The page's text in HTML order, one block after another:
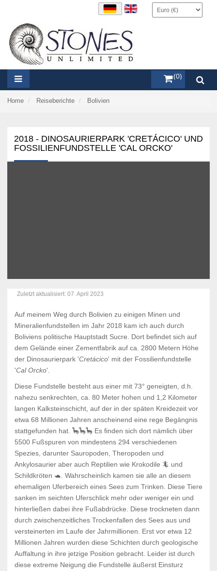
items (0)
Home Reiseberichte Bolivien
2018 - DINOSAURIERPARK 'CRETÁCICO' UND
FOSSILIENFUNDSTELLE 'CAL ORCKO'
Zuletzt aktualisiert: 07. April 2023
Auf meinem Weg durch Bolivien zu einigen Minen und
Mineralienfundstellen im Jahr 2018 kam ich auch durch
Boliviens politische Hauptstadt Sucre. Dort befindet sich auf
dem Gelände einer Zementfabrik auf ca. 2800 Metern Höhe
der Dinosaurierpark 'Cretácico' mit der Fossilienfundstelle
'Cal Orcko'.
Diese Fundstelle besteht aus einer mit 73° geneigten, d.h.
nahezu senkrechten, ca. 80 Meter hohen und 1,2 Kilometer
langen Kalksteinschicht, auf der in der späten Kreidezeit vor
etwa 68 Millionen Jahren anscheinend eine rege Begängnis
stattgefunden hat. 🦕🦕🦕 Es finden sich dort nämlich über
5500 Fußspuren von mindestens 294 verschiedenen
Spezies, darunter Sauropoden, Theropoden und
Ankylosaurier aber auch Reptilien wie Krokodile 🦎 und
Schildkröten 🐢. Wahrscheinlich kamen sie alle an diesem
ehemaligen Uferbereich eines Sees zum Trinken. Diese Tiere
sanken im seichten Uferschlick mehr oder weniger ein und
hinterließen dabei ihre Fußabdrücke. Diese trockneten dann
durch zwischenzeitliches Trockenfallen des Sees aus und
versteinerten im Laufe der Jahrmillionen. Erst vor etwa 12
Millionen Jahren wurden diese Schichten durch geologische
Auffaltung in ihre jetzige Position gebracht. Leider ist durch
diese extreme Neigung die Fundstelle äußerst Einsturz